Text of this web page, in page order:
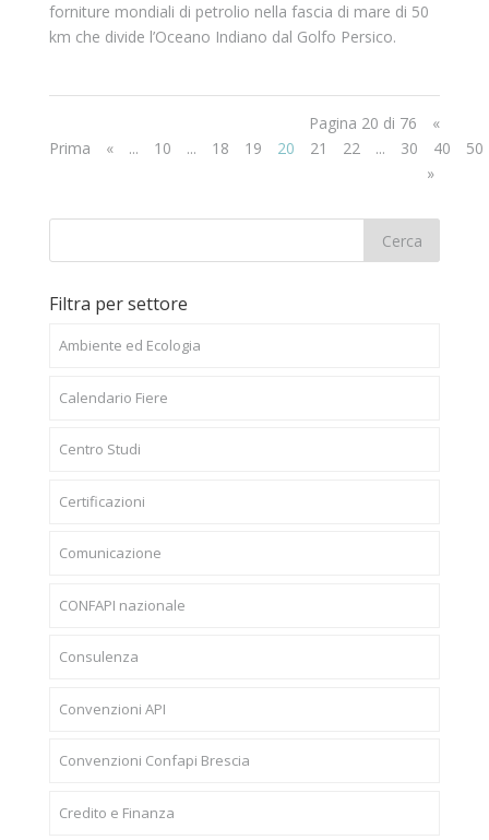
forniture mondiali di petrolio nella fascia di mare di 50
km che divide l’Oceano Indiano dal Golfo Persico.
Pagina 20 di 76
«
Prima
« ... 10 ... 18 19 20 21 22 ... 30 40
50
»
Filtra per settore
Ambiente ed Ecologia
Calendario Fiere
Centro Studi
Certificazioni
Comunicazione
CONFAPI nazionale
Consulenza
Convenzioni API
Convenzioni Confapi Brescia
Credito e Finanza